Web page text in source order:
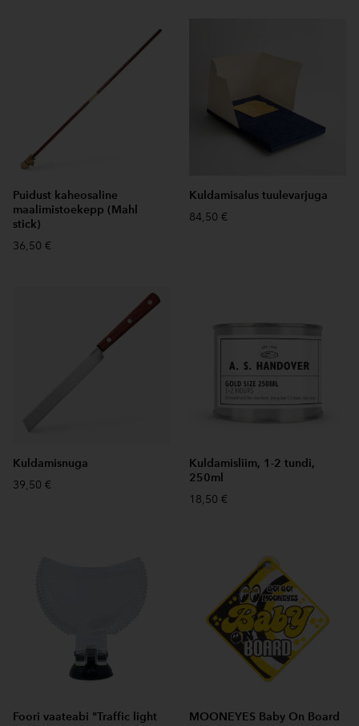
Puidust kaheosaline
maalimistoekepp (Mahl
stick)
36,50 €
Kuldamisalus tuulevarjuga
84,50 €
Kuldamisnuga
39,50 €
Kuldamisliim, 1-2 tundi,
250ml
18,50 €
Foori vaateabi "Traffic light
MOONEYES Baby On Board